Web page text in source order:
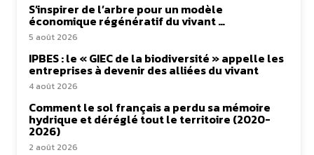
S’inspirer de l’arbre pour un modèle
économique régénératif du vivant …
5 août 2026
IPBES : le « GIEC de la biodiversité » appelle les
entreprises à devenir des alliées du vivant
4 août 2026
Comment le sol français a perdu sa mémoire
hydrique et déréglé tout le territoire (2020-
2026)
2 août 2026